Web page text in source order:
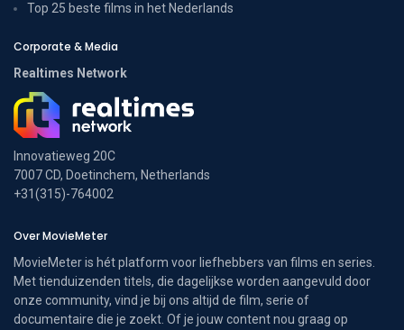
Top 25 beste films in het Nederlands
Corporate & Media
Realtimes Network
Innovatieweg 20C
7007 CD, Doetinchem, Netherlands
+31(315)-764002
Over MovieMeter
MovieMeter is hét platform voor liefhebbers van films en series.
Met tienduizenden titels, die dagelijkse worden aangevuld door
onze community, vind je bij ons altijd de film, serie of
documentaire die je zoekt. Of je jouw content nou graag op